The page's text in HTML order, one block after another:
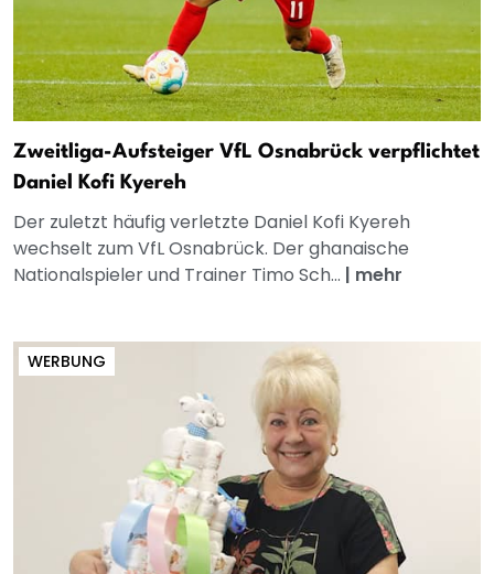
Zweitliga-Aufsteiger VfL Osnabrück verpflichtet
Daniel Kofi Kyereh
Der zuletzt häufig verletzte Daniel Kofi Kyereh
wechselt zum VfL Osnabrück. Der ghanaische
Nationalspieler und Trainer Timo Sch... | mehr
WERBUNG